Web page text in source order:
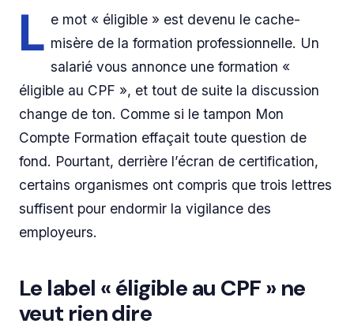
L e mot « éligible » est devenu le cache-
misère de la formation professionnelle. Un
salarié vous annonce une formation «
éligible au CPF », et tout de suite la discussion
change de ton. Comme si le tampon Mon
Compte Formation effaçait toute question de
fond. Pourtant, derrière l’écran de certification,
certains organismes ont compris que trois lettres
suffisent pour endormir la vigilance des
employeurs.
Le label « éligible au CPF » ne
veut rien dire